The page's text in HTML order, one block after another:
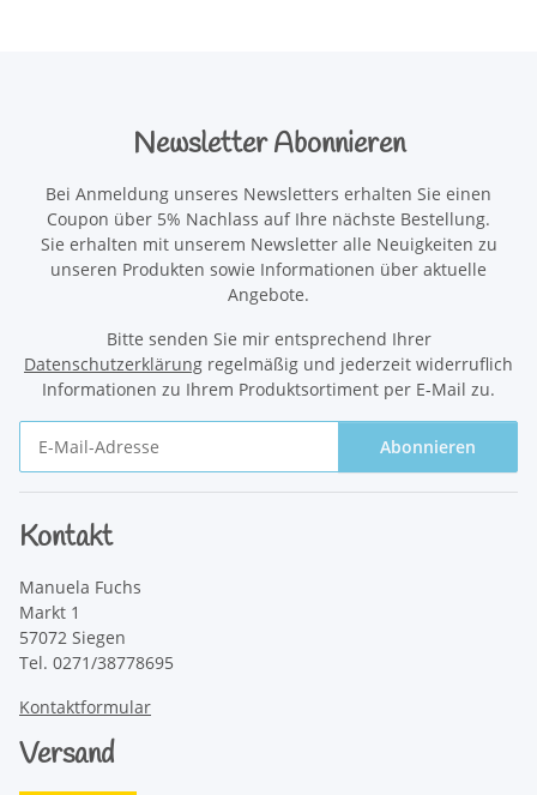
Newsletter Abonnieren
Bei Anmeldung unseres Newsletters erhalten Sie einen
Coupon über 5% Nachlass auf Ihre nächste Bestellung.
Sie erhalten mit unserem Newsletter alle Neuigkeiten zu
unseren Produkten sowie Informationen über aktuelle
Angebote.
Bitte senden Sie mir entsprechend Ihrer
Datenschutzerklärung regelmäßig und jederzeit widerruflich
Informationen zu Ihrem Produktsortiment per E-Mail zu.
Abonnieren
Kontakt
Manuela Fuchs
Markt 1
57072 Siegen
Tel. 0271/38778695
Kontaktformular
Versand